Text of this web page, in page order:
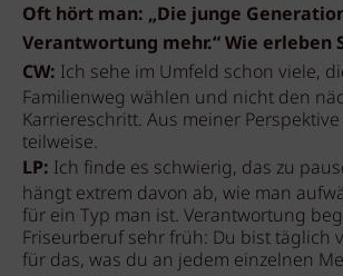
Oft hört man: „Die junge
Verantwortung mehr.“ Wie erleben
CW: Ich sehe im Umfeld schon viele,
Familienweg wählen und nicht den
Karriereschritt. Aus meiner
teilweise.
LP: Ich finde es schwierig, das zu
hängt extrem davon ab, wie man
für ein Typ man ist. Verantwortung
Friseurberuf sehr früh: Du bist täglich
für das, was du an jedem einzelnen